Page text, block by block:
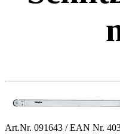
Art.Nr. 091643 / EAN Nr.